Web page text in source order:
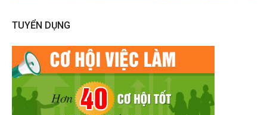
TUYỂN DỤNG